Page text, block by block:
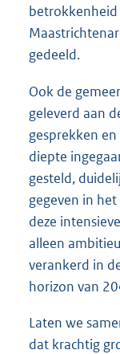
betrokkenheid
gedeeld.
Ook de
geleverd aan
gesprekken
diepte
gesteld,
gegeven in
deze
alleen
verankerd in
horizon van
Laten we
dat krachtig